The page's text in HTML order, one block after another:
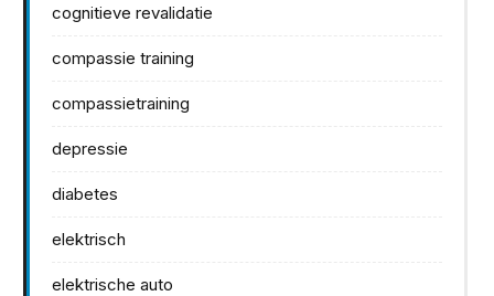
cognitieve revalidatie
compassie training
compassietraining
depressie
diabetes
elektrisch
elektrische auto